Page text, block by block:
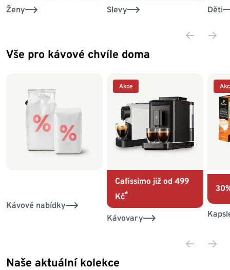
Ženy Slevy Děti
Vše pro kávové chvíle doma
Kávové nabídky
Akce
Cafissimo již od 499
Kč*
Kávovary
Konec seznamu
Naše aktuální kolekce